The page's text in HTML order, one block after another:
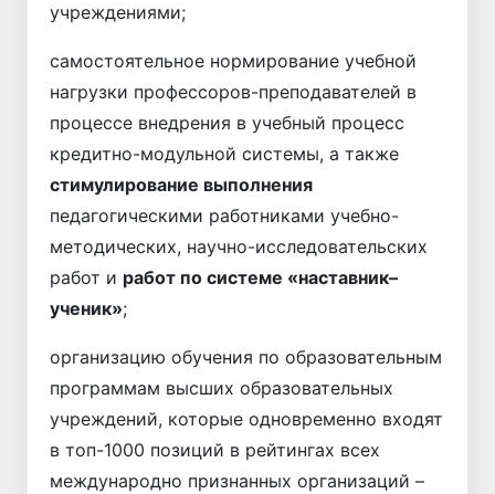
учреждениями;
самостоятельное нормирование учебной
нагрузки профессоров-преподавателей в
процессе внедрения в учебный процесс
кредитно-модульной системы, а также
стимулирование выполнения
педагогическими работниками учебно-
методических, научно-исследовательских
работ и работ по системе «наставник–
ученик»;
организацию обучения по образовательным
программам высших образовательных
учреждений, которые одновременно входят
в топ-1000 позиций в рейтингах всех
международно признанных организаций –